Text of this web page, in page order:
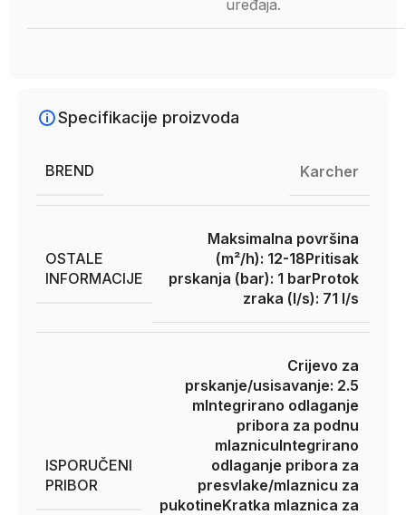
uređaja.
Specifikacije proizvoda
BREND Karcher
OSTALE
INFORMACIJE
Maksimalna površina
(m²/h): 12-18Pritisak
prskanja (bar): 1 barProtok
zraka (l/s): 71 l/s
ISPORUČENI
PRIBOR
Crijevo za
prskanje/usisavanje: 2.5
mIntegrirano odlaganje
pribora za podnu
mlaznicuIntegrirano
odlaganje pribora za
presvlake/mlaznicu za
pukotineKratka mlaznica za